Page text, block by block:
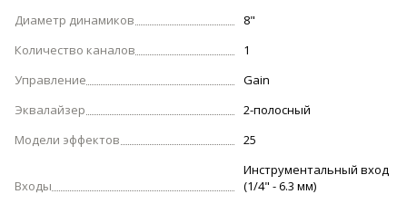
Диаметр динамиков
8"
Количество каналов
1
Управление
Gain
Эквалайзер
2-полосный
Модели эффектов
25
Входы
Инструментальный вход
(1/4" - 6.3 мм)